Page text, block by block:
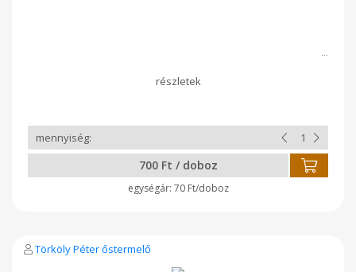
700 Ft / doboz
70 Ft/doboz
Törköly Péter őstermelő